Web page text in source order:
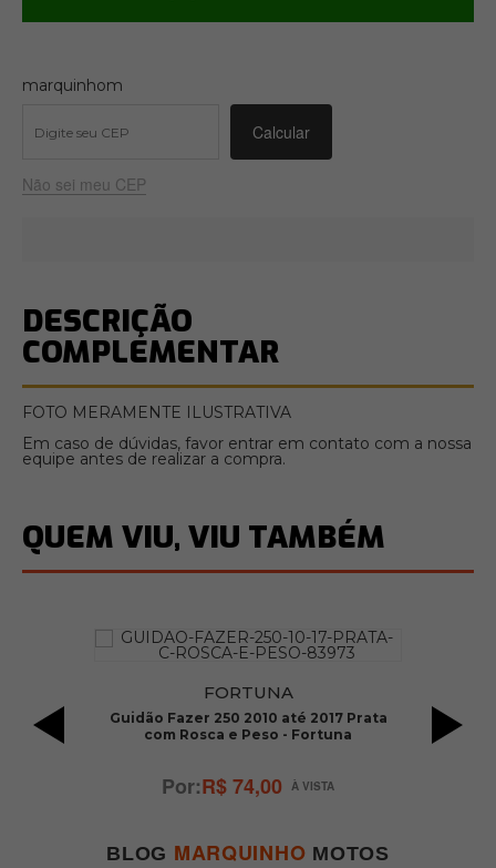
marquinhom
Não sei meu CEP
DESCRIÇÃO
COMPLEMENTAR
FOTO MERAMENTE ILUSTRATIVA
Em caso de dúvidas, favor entrar em contato com a nossa
equipe antes de realizar a compra.
QUEM VIU, VIU TAMBÉM
FORTUNA
Guidão Fazer 250 2010 até 2017 Prata
com Rosca e Peso - Fortuna
R$ 74,00
BLOG MARQUINHO MOTOS